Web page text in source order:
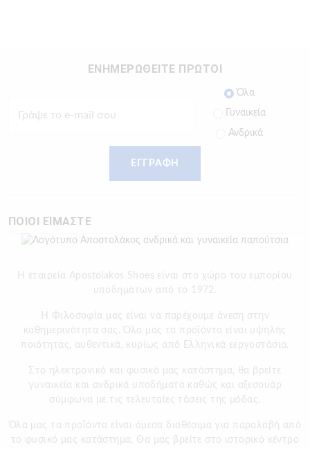
ΕΝΗΜΕΡΩΘΕΙΤΕ ΠΡΩΤΟΙ
Όλα
Γυναικεία
Ανδρικά
ΕΓΓΡΑΦΗ
ΠΟΙΟΙ ΕΙΜΑΣΤΕ
Η εταιρεία Apostolakos Shoes είναι στο χώρο του εμπορίου
υποδημάτων από το 1972.
H Φιλοσοφία μας είναι να παρέχουμε άνεση στην
καθημερινότητα σας. Όλα μας τα προϊόντα είναι υψηλής
ποιότητας, αυθεντικά, κυρίως από Ελληνικά εεργοστάσια.
Στο ηλεκτρονικό και φυσικό μας κατάστημα, θα βρείτε
γυναικεία και ανδρικά υποδήματα καθώς και αξεσουάρ
σύμφωνα με τις τελευταίες τάσεις της μόδας.
Όλα μας τα προϊόντα είναι άμεσα διαθέσιμα για παραλαβή από
το φυσικό μας κατάστημα. Θα μας βρείτε στο ιστορικό κέντρο